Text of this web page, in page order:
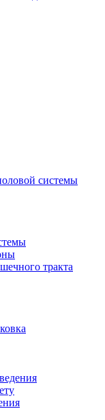
системы
тракта